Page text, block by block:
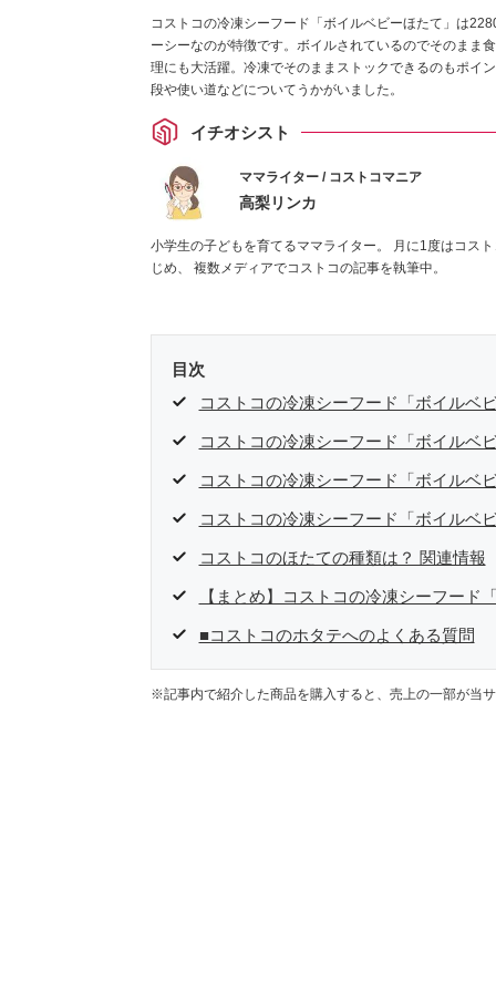
コストコの冷凍シーフード「ボイルベビーほたて」は
ーシーなのが特徴です。ボイルされているのでそのまま
理にも大活躍。冷凍でそのままストックできるのもポイ
段や使い道などについてうかがいました。
イチオシスト
ママライター / コストコマニア
高梨リンカ
小学生の子どもを育てるママライター。 月に1度はコス
じめ、 複数メディアでコストコの記事を執筆中。
目次
コストコの冷凍シーフード「ボイルベ
コストコの冷凍シーフード「ボイルベ
コストコの冷凍シーフード「ボイルベ
コストコの冷凍シーフード「ボイルベ
コストコのほたての種類は？ 関連情報
【まとめ】コストコの冷凍シーフー
■コストコのホタテへのよくある質問
※記事内で紹介した商品を購入すると、売上の一部が当